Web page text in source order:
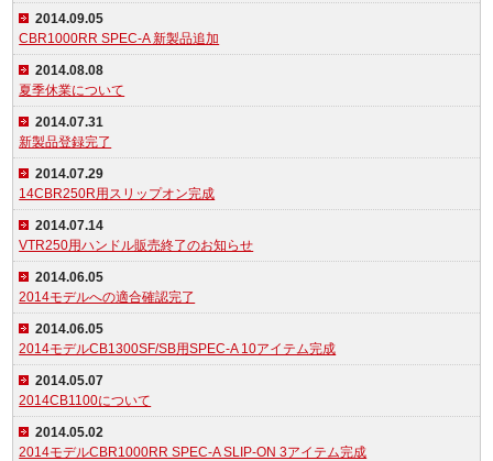
2014.09.05
CBR1000RR SPEC-A 新製品追加
2014.08.08
夏季休業について
2014.07.31
新製品登録完了
2014.07.29
14CBR250R用スリップオン完成
2014.07.14
VTR250用ハンドル販売終了のお知らせ
2014.06.05
2014モデルへの適合確認完了
2014.06.05
2014モデルCB1300SF/SB用SPEC-A 10アイテム完成
2014.05.07
2014CB1100について
2014.05.02
2014モデルCBR1000RR SPEC-A SLIP-ON 3アイテム完成